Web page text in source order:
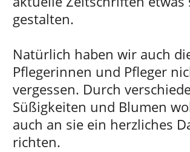
gestalten.
Natürlich haben wir auch
Pflegerinnen und Pfleger
vergessen. Durch
Süßigkeiten und Blumen
auch an sie ein herzliches
richten.